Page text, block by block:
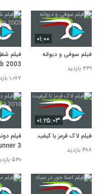
۰۱:۰۰
فیلم سوفی و دیوانه
۳۶۹ بازدید
2003
۱,۰۷۷ بازدید
۰۱:۲۵:۰۳
فیلم لاک قرمز با کیفیت
۴۸۸ بازدید
فیلم
3
2018
۵۳۰ بازدید